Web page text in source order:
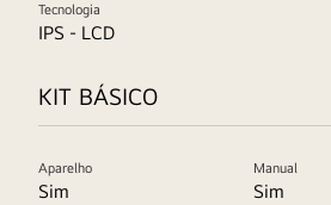
Tecnologia
IPS - LCD
KIT BÁSICO
Aparelho
Sim
Manual
Sim